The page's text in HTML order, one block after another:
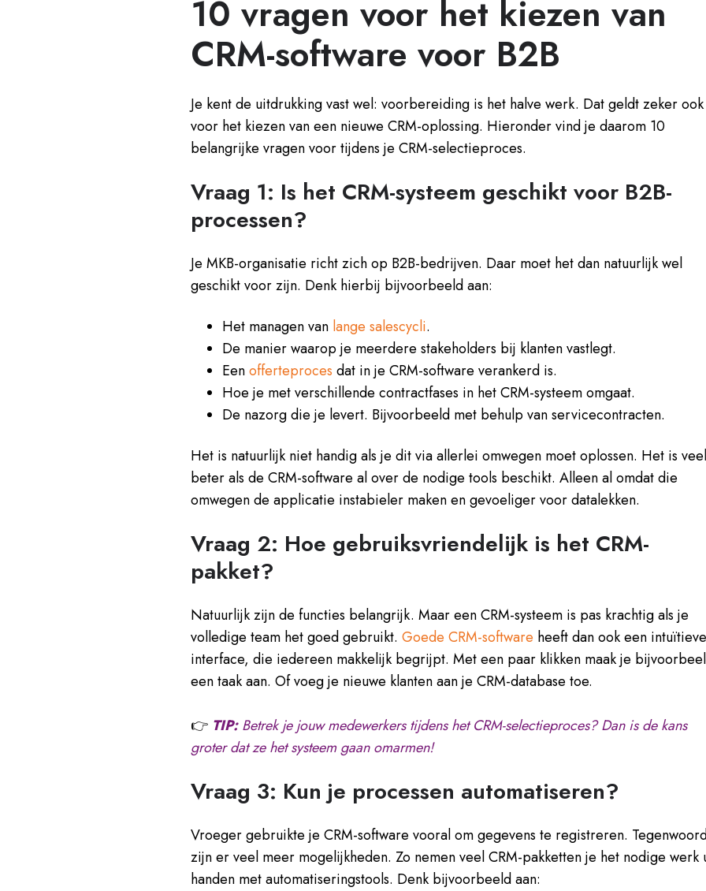
10 vragen voor het kiezen van
CRM-software voor B2B
Je kent de uitdrukking vast wel: voorbereiding is het halve werk. Dat geldt zeker ook
voor het kiezen van een nieuwe CRM-oplossing. Hieronder vind je daarom 10
belangrijke vragen voor tijdens je CRM-selectieproces.
Vraag 1: Is het CRM-systeem geschikt voor B2B-
processen?
Je MKB-organisatie richt zich op B2B-bedrijven. Daar moet het dan natuurlijk wel
geschikt voor zijn. Denk hierbij bijvoorbeeld aan:
Het managen van lange salescycli.
De manier waarop je meerdere stakeholders bij klanten vastlegt.
Eenofferteproces dat in je CRM-software verankerd is.
Hoe je met verschillende contractfases in het CRM-systeem omgaat.
De nazorg die je levert. Bijvoorbeeld met behulp van servicecontracten.
Het is natuurlijk niet handig als je dit via allerlei omwegen moet oplossen. Het is veel
beter als de CRM-software al over de nodige tools beschikt. Alleen al omdat die
omwegen de applicatie instabieler maken en gevoeliger voor datalekken.
Vraag 2: Hoe gebruiksvriendelijk is het CRM-
pakket?
Natuurlijk zijn de functies belangrijk. Maar een CRM-systeem is pas krachtig als je
volledige team het goed gebruikt.Goede CRM-software heeft dan ook een intuïtieve
interface, die iedereen makkelijk begrijpt. Met een paar klikken maak je
een taak aan. Of voeg je nieuwe klanten aan je CRM-database toe.
👉 TIP:Betrek je jouw medewerkers tijdens het CRM-selectieproces? Dan is de kans
groter dat ze het systeem gaan omarmen!
Vraag 3: Kun je processen automatiseren?
Vroeger gebruikte je CRM-software vooral om gegevens te registreren.
zijn er veel meer mogelijkheden. Zo nemen veel CRM-pakketten je het nodige werk
handen met automatiseringstools. Denk bijvoorbeeld aan: